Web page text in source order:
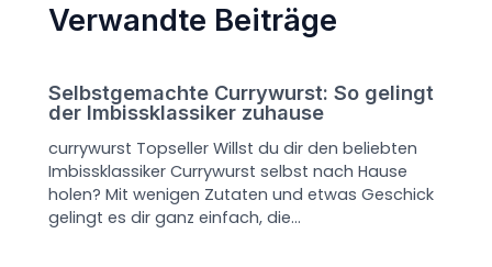
Verwandte Beiträge
Selbstgemachte Currywurst: So gelingt
der Imbissklassiker zuhause
currywurst Topseller Willst du dir den beliebten
Imbissklassiker Currywurst selbst nach Hause
holen? Mit wenigen Zutaten und etwas Geschick
gelingt es dir ganz einfach, die…